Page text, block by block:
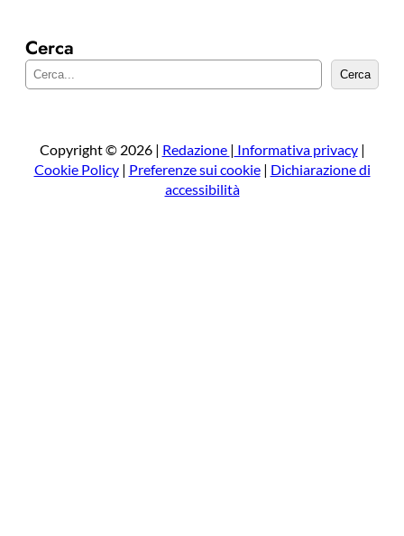
Cerca
e
a
Cerca
Copyright © 2026 | Redazione | Informativa privacy|
Cookie Policy| Preferenze sui cookie| Dichiarazione di
accessibilità